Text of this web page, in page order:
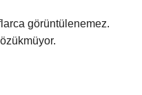
görüntülenemez.